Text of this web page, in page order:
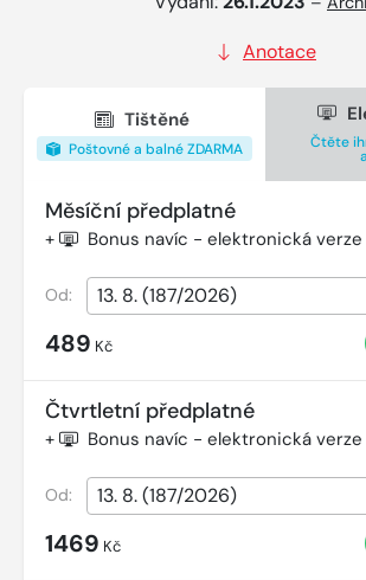
Anotace
Tištěné
Poštovné a balné ZDARMA Čtěte
Měsíční předplatné
+ Bonus navíc - elektronická verze
Od:
489 Kč
Čtvrtletní předplatné
+ Bonus navíc - elektronická verze
Od:
1469 Kč